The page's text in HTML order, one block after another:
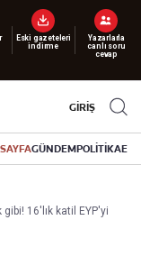
fiyatlarla.
GİRİŞ
GÜNDEMPOLİTİKA
16'lık katil EYP'yi